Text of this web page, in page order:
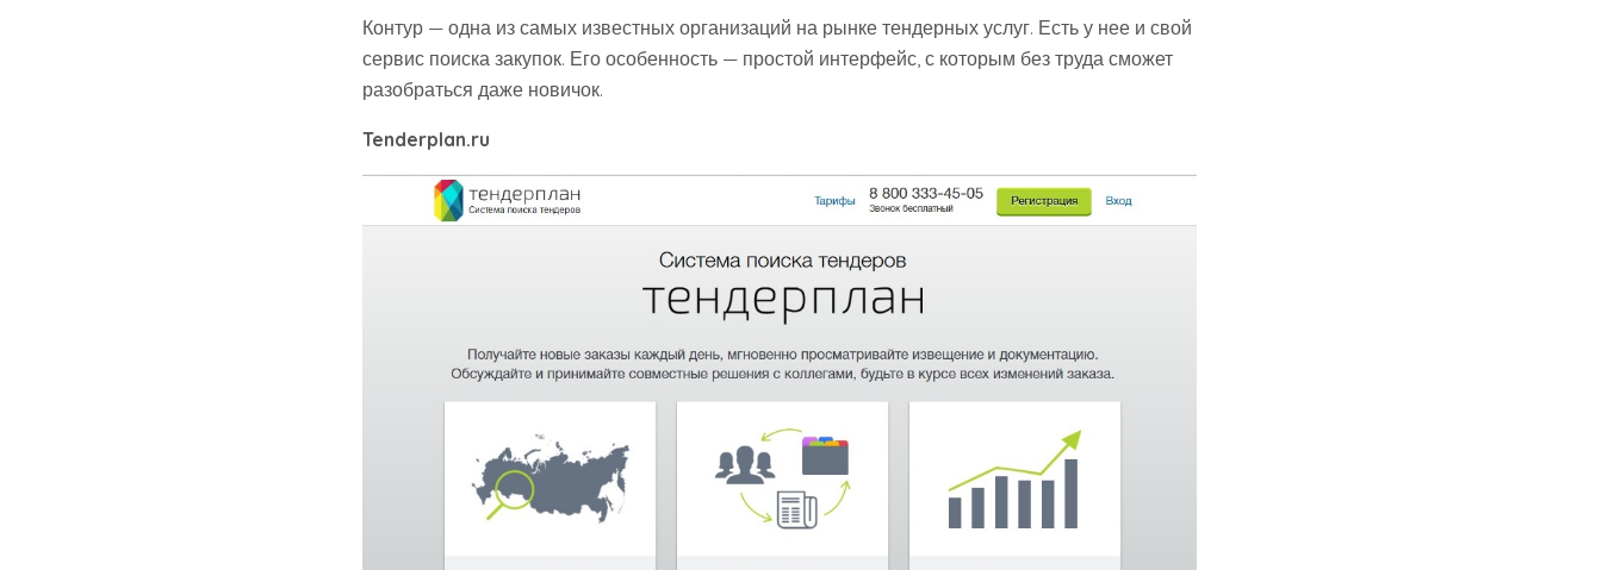
Контур — одна из самых известных организаций на рынке тендерных услуг. Есть у нее и свой
сервис поиска закупок. Его особенность — простой интерфейс, с которым без труда сможет
разобраться даже новичок.
Tenderplan.ru